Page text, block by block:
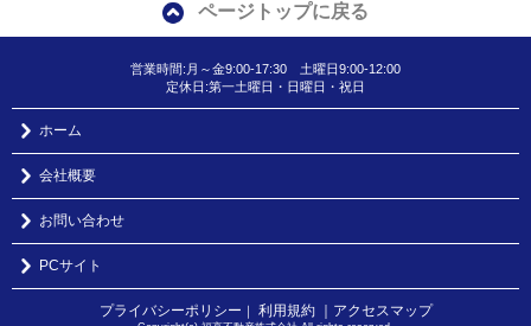
ページトップに戻る
営業時間:月～金9:00-17:30 土曜日9:00-12:00
定休日:第一土曜日・日曜日・祝日
ホーム
会社概要
お問い合わせ
PCサイト
プライバシーポリシー 利用規約 ｜アクセスマップ